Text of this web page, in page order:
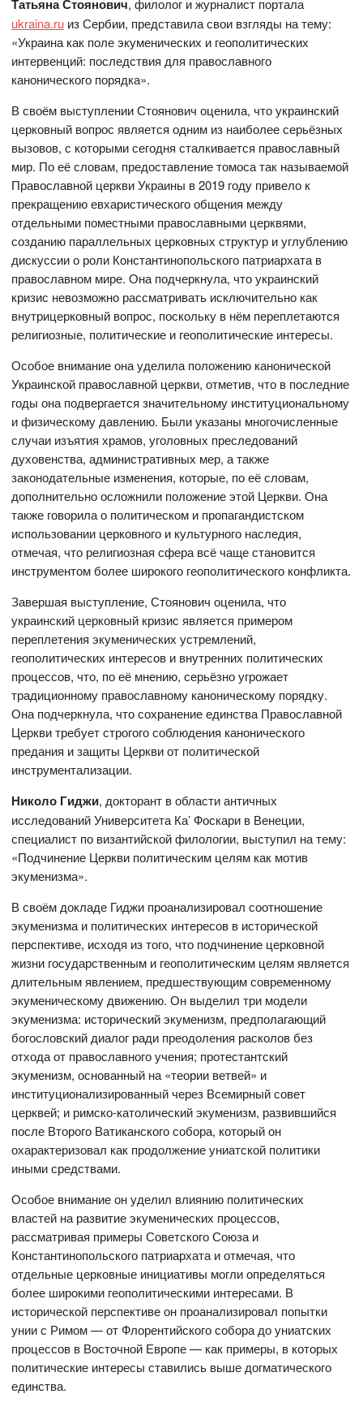
Татьяна Стоянович, филолог и журналист портала
ukraina.ru из Сербии, представила свои взгляды на тему:
«Украина как поле экуменических и геополитических
интервенций: последствия для православного
канонического порядка».
В своём выступлении Стоянович оценила, что украинский
церковный вопрос является одним из наиболее серьёзных
вызовов, с которыми сегодня сталкивается православный
мир. По её словам, предоставление томоса так называемой
Православной церкви Украины в 2019 году привело к
прекращению евхаристического общения между
отдельными поместными православными церквями,
созданию параллельных церковных структур и углублению
дискуссии о роли Константинопольского патриархата в
православном мире. Она подчеркнула, что украинский
кризис невозможно рассматривать исключительно как
внутрицерковный вопрос, поскольку в нём переплетаются
религиозные, политические и геополитические интересы.
Особое внимание она уделила положению канонической
Украинской православной церкви, отметив, что в последние
годы она подвергается значительному институциональному
и физическому давлению. Были указаны многочисленные
случаи изъятия храмов, уголовных преследований
духовенства, административных мер, а также
законодательные изменения, которые, по её словам,
дополнительно осложнили положение этой Церкви. Она
также говорила о политическом и пропагандистском
использовании церковного и культурного наследия,
отмечая, что религиозная сфера всё чаще становится
инструментом более широкого геополитического конфликта.
Завершая выступление, Стоянович оценила, что
украинский церковный кризис является примером
переплетения экуменических устремлений,
геополитических интересов и внутренних политических
процессов, что, по её мнению, серьёзно угрожает
традиционному православному каноническому порядку.
Она подчеркнула, что сохранение единства Православной
Церкви требует строгого соблюдения канонического
предания и защиты Церкви от политической
инструментализации.
Николо Гиджи, докторант в области античных
исследований Университета Ка’ Фоскари в Венеции,
специалист по византийской филологии, выступил на тему:
«Подчинение Церкви политическим целям как мотив
экуменизма».
В своём докладе Гиджи проанализировал соотношение
экуменизма и политических интересов в исторической
перспективе, исходя из того, что подчинение церковной
жизни государственным и геополитическим целям является
длительным явлением, предшествующим современному
экуменическому движению. Он выделил три модели
экуменизма: исторический экуменизм, предполагающий
богословский диалог ради преодоления расколов без
отхода от православного учения; протестантский
экуменизм, основанный на «теории ветвей» и
институционализированный через Всемирный совет
церквей; и римско-католический экуменизм, развившийся
после Второго Ватиканского собора, который он
охарактеризовал как продолжение униатской политики
иными средствами.
Особое внимание он уделил влиянию политических
властей на развитие экуменических процессов,
рассматривая примеры Советского Союза и
Константинопольского патриархата и отмечая, что
отдельные церковные инициативы могли определяться
более широкими геополитическими интересами. В
исторической перспективе он проанализировал попытки
унии с Римом — от Флорентийского собора до униатских
процессов в Восточной Европе — как примеры, в которых
политические интересы ставились выше догматического
единства.